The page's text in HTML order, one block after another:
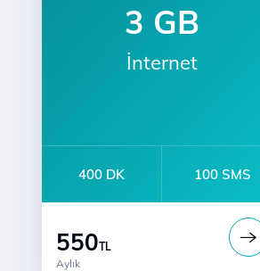
3 GB
İnternet
400 DK 100 SMS
550TL
Aylık